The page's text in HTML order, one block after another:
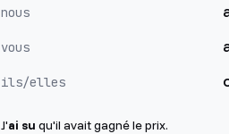
nous
vous
ils/elles
J'ai su qu'il avait gagné le prix.